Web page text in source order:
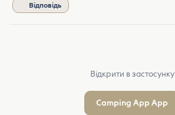
Відповідь
Відкрити в застосунку
Camping App App